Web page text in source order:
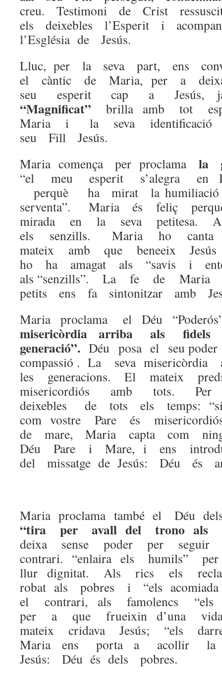
creu. Testimoni de Crist
els deixebles l’Esperit i
l’Església de Jesús.
Lluc, per la seva part, ens
el càntic de Maria, per a
seu esperit cap a
“Magnificat”brilla amb tot
Maria i la seva identificació
seu Fill Jesús.
Maria comença per proclama la
“el meu esperit s’alegra en
perquè ha mirat la
serventa”. Maria és feliç
mirada en la seva petitesa.
els senzills. Maria ho
mateix amb que beneeix
ho ha amagat als “savis i
als “senzills”. La fe de
petits ens fa sintonitzar amb
Maria proclama el Déu
misericòrdia arriba als
generació”.Déu posa el seu
compassió . La seva
les generacions. El mateix
misericordiós amb tots.
deixebles de tots els temps:
com vostre Pare és
de mare, Maria capta com
Déu Pare i Mare, i ens
del missatge de Jesús: Déu és
Maria proclama també el Déu
“tira per avall del trono als
deixa sense poder per
contrari. “enlaira els humils”
llur dignitat. Als rics els
robat als pobres i “els
el contrari, als famolencs
per a que frueixin d’una
mateix cridava Jesús; “els
Maria ens porta a acollir
Jesús: Déu és dels pobres.